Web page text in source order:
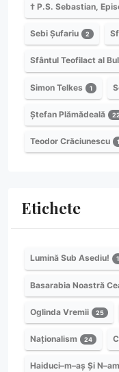
† P.S. Sebastian,
Sebi Șufariu 2
Sfântul Teofilact al
Simon Telkes 1
Ștefan Plămădeală 22
Teodor Crăciunescu 1
Etichete
Lumină Sub Asediu!
Basarabia Noastră
Oglinda Vremii 25
Naționalism 24
Haiduci–m–aș Și